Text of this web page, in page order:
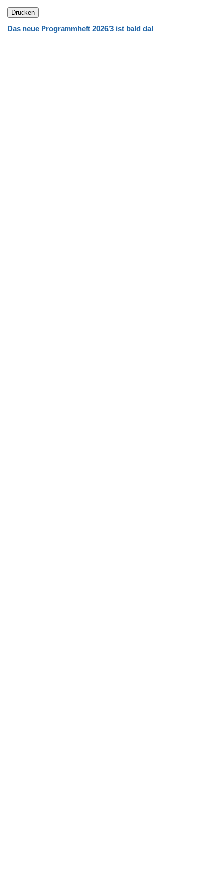
Das neue Programmheft 2026/3 ist bald da!